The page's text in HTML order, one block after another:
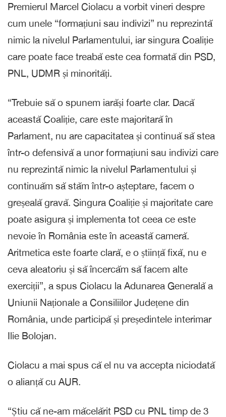
Premierul Marcel Ciolacu a vorbit vineri despre
cum unele “formațiuni sau indivizi” nu reprezintă
nimic la nivelul Parlamentului, iar singura Coaliție
care poate face treabă este cea formată din PSD,
PNL, UDMR și minorități.
“Trebuie să o spunem iarăși foarte clar. Dacă
această Coaliție, care este majoritară în
Parlament, nu are capacitatea și continuă să stea
într-o defensivă a unor formațiuni sau indivizi care
nu reprezintă nimic la nivelul Parlamentului și
continuăm să stăm într-o așteptare, facem o
greșeală gravă. Singura Coaliție și majoritate care
poate asigura și implementa tot ceea ce este
nevoie în România este în această cameră.
Aritmetica este foarte clară, e o știință fixă, nu e
ceva aleatoriu și să încercăm să facem alte
exerciții”, a spus Ciolacu la Adunarea Generală a
Uniunii Naționale a Consiliilor Județene din
România, unde participă și președintele interimar
Ilie Bolojan.
Ciolacu a mai spus că el nu va accepta niciodată
o alianță cu AUR.
“Știu că ne-am măcelărit PSD cu PNL timp de 3